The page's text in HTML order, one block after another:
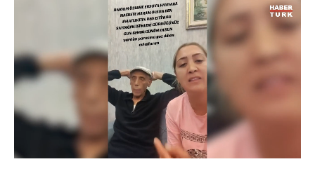
Aç
720
Yüklendi :
53.34%
Hızı